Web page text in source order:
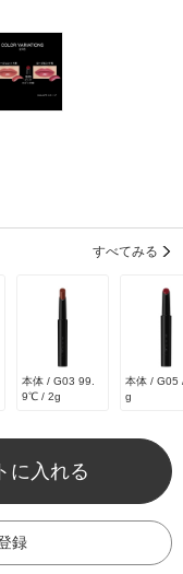
すべてみる
本体 / G03 99.
9℃ / 2g
本体 / G05
g
に入れる
録